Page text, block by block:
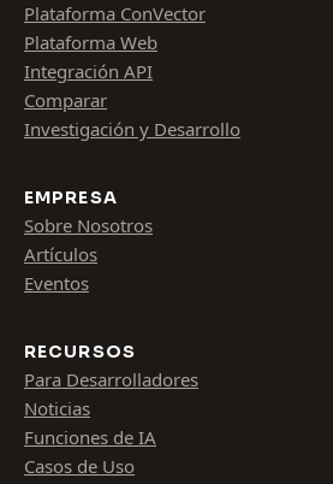
Plataforma ConVector
Plataforma Web
Integración API
Comparar
Investigación y Desarrollo
EMPRESA
Sobre Nosotros
Artículos
Eventos
RECURSOS
Para Desarrolladores
Noticias
Funciones de IA
Casos de Uso